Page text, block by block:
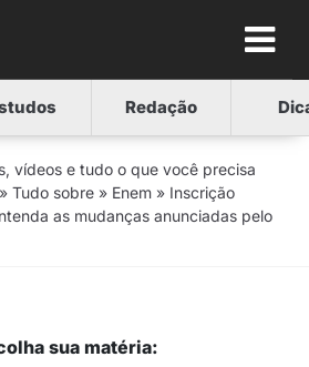
Redação
vídeos e tudo o que você precisa
» Tudo sobre » Enem » Inscrição
as mudanças anunciadas pelo
sua matéria: